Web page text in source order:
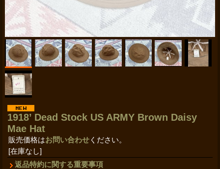
1918’ Dead Stock US ARMY Brown Daisy
Mae Hat
販売価格はお問い合わせ ください。
[在庫なし]
返品特約に関する重要事項